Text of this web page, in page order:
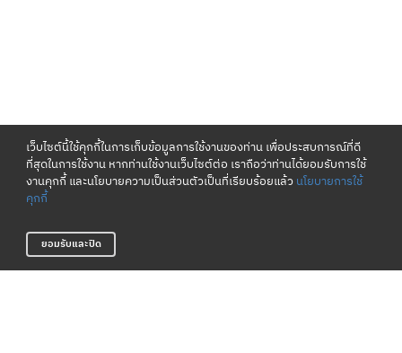
เว็บไซต์นี้ใช้คุกกี้ในการเก็บข้อมูลการใช้งานของท่าน เพื่อประสบการณ์ที่ดี
ที่สุดในการใช้งาน หากท่านใช้งานเว็บไซต์ต่อ เราถือว่าท่านได้ยอมรับการใช้
งานคุกกี้ และนโยบายความเป็นส่วนตัวเป็นที่เรียบร้อยแล้ว นโยบายการใช้
คุกกี้
ยอมรับและปิด